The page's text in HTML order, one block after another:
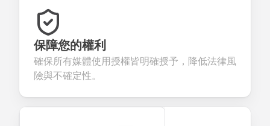
保障您的權利
確保所有媒體使用授權皆明確授予，降低法律風
險與不確定性。